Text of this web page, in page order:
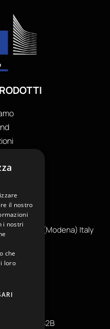
CARPI (Modena) Italy
UTILI
di vendita B2B
il nostro
i nostri
che
loro